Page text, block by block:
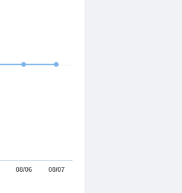
08/06 08/07